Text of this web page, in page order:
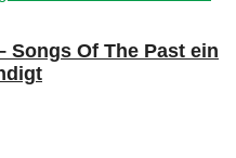
Songs Of The Past ein